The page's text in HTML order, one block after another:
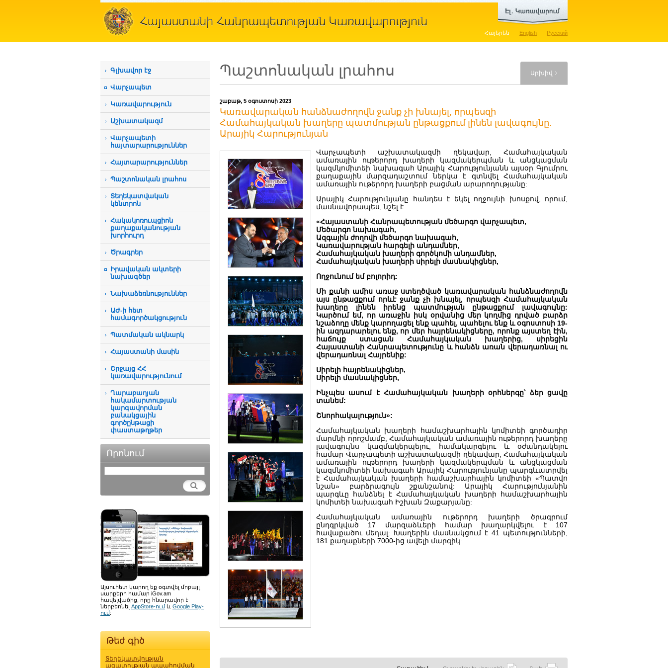
Հայերեն English Русский
Գլխավոր էջ
Վարչապետ
Կառավարություն
Աշխատակազմ
Վարչապետի
հայտարարություններ
Հայտարարություններ
Պաշտոնական լրահոս
Տեղեկատվական
կենտրոն
Հակակոռուպցիոն
քաղաքականության
խորհուրդ
Ծրագրեր
Իրավական ակտերի
նախագծեր
Նախաձեռնություններ
ԱԺ-ի հետ
համագործակցություն
Պատմական ակնարկ
Հայաստանի մասին
Շրջայց ՀՀ
կառավարությունում
Ղարաբաղյան
հակամարտության
կարգավորման
բանակցային
գործընթացի
փաստաթղթեր
Որոնում
Այսուհետ կարող եք օգտվել մոբայլ
սարքերի համար iGov.am
հավելվածից, որը հնարավոր է
ներբեռնել AppStore-ում և Google Play-
ում:
Թեժ գիծ
Տեղեկատվության
ազատության ապահովման
Պաշտոնական լրահոս Արխիվ
շաբաթ, 5 օգոստոսի 2023
Կառավարական հանձնաժողովն ջանք չի խնայել, որպեսզի
Համահայկական խաղերը պատմության ընթացքում լինեն լավագույնը.
Արայիկ Հարությունյան
Վարչապետի աշխատակազմի ղեկավար, Համահայկական
ամառային ութերորդ խաղերի կազմակերպման և անցկացման
կազմկոմիտեի նախագահ Արայիկ Հարությունյանն այսօր Գյումրու
քաղաքային մարզադաշտում ներկա է գտնվել Համահայկական
ամառային ութերորդ խաղերի բացման արարողությանը:
Արայիկ Հարությունյանը հանդես է եկել ողջույնի խոսքով, որում,
մասնավորապես, նշել է.
«Հայաստանի Հանրապետության մեծարգո վարչապետ,
Մեծարգո նախագահ,
Ազգային ժողովի մեծարգո նախագահ,
Կառավարության հարգելի անդամներ,
Համահայկական խաղերի գործկոմի անդամներ,
Համահայկական խաղերի սիրելի մասնակիցներ,
Ողջունում եմ բոլորիդ:
Մի քանի ամիս առաջ ստեղծված կառավարական հանձնաժողովն
այս ընթացքում որևէ ջանք չի խնայել, որպեսզի Համահայկական
խաղերը լինեն իրենց պատմության ընթացքում լավագույնը:
Կարծում եմ, որ առաջին իսկ օրվանից մեր կողմից դրված բարձր
նշաձողը մենք կարողացել ենք պահել, պահելու ենք և օգոստոսի 19-
ին ազդարարելու ենք, որ մեր հայրենակիցները, որոնք այստեղ էին,
հաճույք ստացան Համահայկական խաղերից, սիրեցին
Հայաստանի Հանրապետությունը և հանձն առան վերադառնալ ու
վերադառնալ Հայրենիք:
Սիրելի հայրենակիցներ,
Սիրելի մասնակիցներ,
Ինչպես ասում է Համահայկական խաղերի օրհներգը՝ ձեր ցավը
տանեմ:
Շնորհակալություն»:
Համահայկական խաղերի համաշխարհային կոմիտեի գործադիր
մարմնի որոշմամբ, Համահայկական ամառային ութերորդ խաղերը
լավագույնս կազմակերպելու, համակարգելու և օժանդակելու
համար Վարչապետի աշխատակազմի ղեկավար, Համահայկական
ամառային ութերորդ խաղերի կազմակերպման և անցկացման
կազմկոմիտեի նախագահ Արայիկ Հարությունյանը պարգևատրվել
է Համահայկական խաղերի համաշխարհային կոմիտեի «Պատվո
նշան» բարձրագույն շքանշանով: Արայիկ Հարությունյանին
պարգևը հանձնել է Համահայկական խաղերի համաշխարհային
կոմիտեի նախագահ Իշխան Զաքարյանը:
Համահայկական ամառային ութերորդ խաղերի ծրագրում
ընդգրկված 17 մարզաձևերի համար խաղարկվելու է 107
հավաքածու մեդալ: Խաղերին մասնակցում է 41 պետությունների,
181 քաղաքների 7000-ից ավելի մարզիկ: